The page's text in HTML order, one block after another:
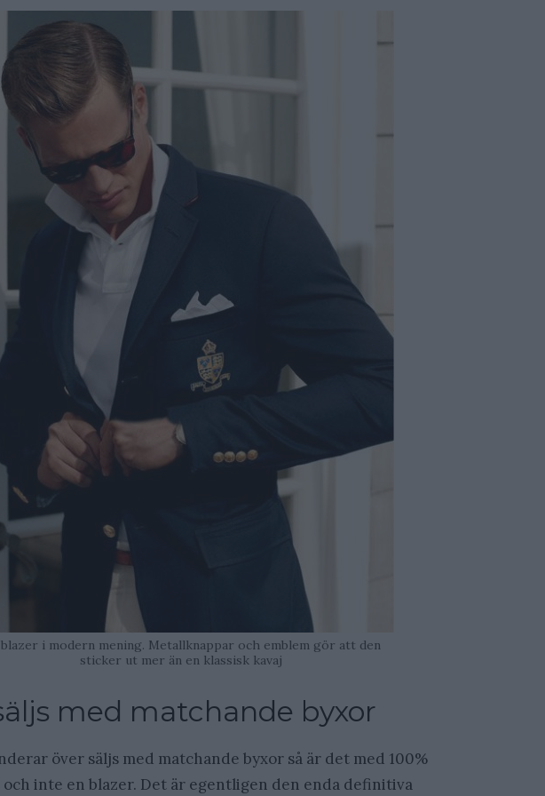
blazer i modern mening. Metallknappar och emblem gör att den
sticker ut mer än en klassisk kavaj
med matchande byxor
över säljs med matchande byxor så är det med 100%
och inte en blazer. Det är egentligen den enda definitiva